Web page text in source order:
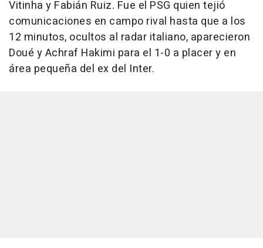
Vitinha y Fabián Ruiz. Fue el PSG quien tejió
comunicaciones en campo rival hasta que a los
12 minutos, ocultos al radar italiano, aparecieron
Doué y Achraf Hakimi para el 1-0 a placer y en
área pequeña del ex del Inter.